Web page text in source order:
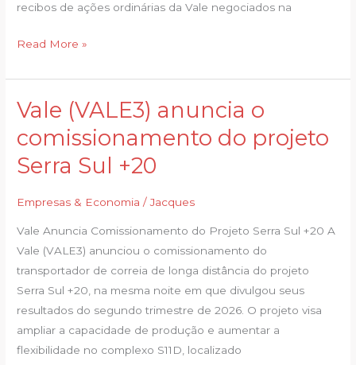
recibos de ações ordinárias da Vale negociados na
e
Read More »
Vale (VALE3) anuncia o
comissionamento do projeto
Serra Sul +20
Empresas & Economia /Jacques
Vale Anuncia Comissionamento do Projeto Serra Sul +20 A
Vale (VALE3) anunciou o comissionamento do
transportador de correia de longa distância do projeto
Serra Sul +20, na mesma noite em que divulgou seus
resultados do segundo trimestre de 2026. O projeto visa
ampliar a capacidade de produção e aumentar a
flexibilidade no complexo S11D, localizado
Vale
anuncia
o
do
projeto
Serra